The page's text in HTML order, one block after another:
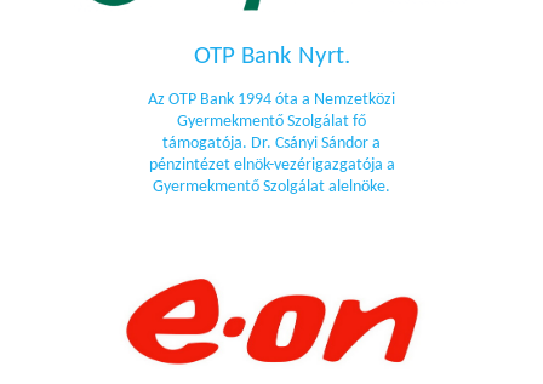
OTP Bank Nyrt.
Az OTP Bank 1994 óta a Nemzetközi
Gyermekmentő Szolgálat fő
támogatója. Dr. Csányi Sándor a
pénzintézet elnök-vezérigazgatója a
Gyermekmentő Szolgálat alelnöke.